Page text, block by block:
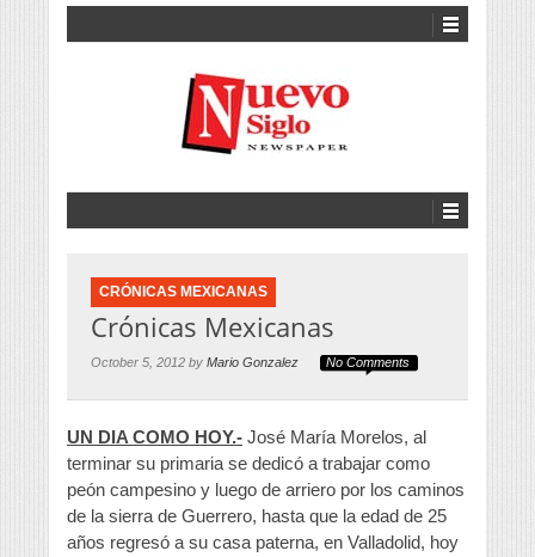
CRÓNICAS MEXICANAS
Crónicas Mexicanas
October 5, 2012 by Mario Gonzalez No Comments
UN DIA COMO HOY.- José María Morelos, al
terminar su primaria se dedicó a trabajar como
peón campesino y luego de arriero por los caminos
de la sierra de Guerrero, hasta que la edad de 25
años regresó a su casa paterna, en Valladolid, hoy